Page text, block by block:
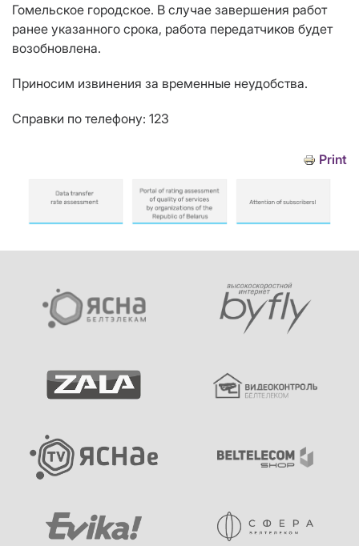
Гомельское городское. В случае завершения работ
ранее указанного срока, работа передатчиков будет
возобновлена.
Приносим извинения за временные неудобства.
Справки по телефону: 123
Print